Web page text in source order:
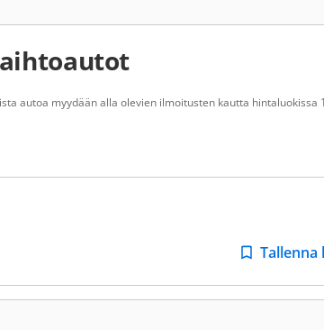
autoa myydään alla olevien ilmoitusten kautta hintaluokissa
Tallenna